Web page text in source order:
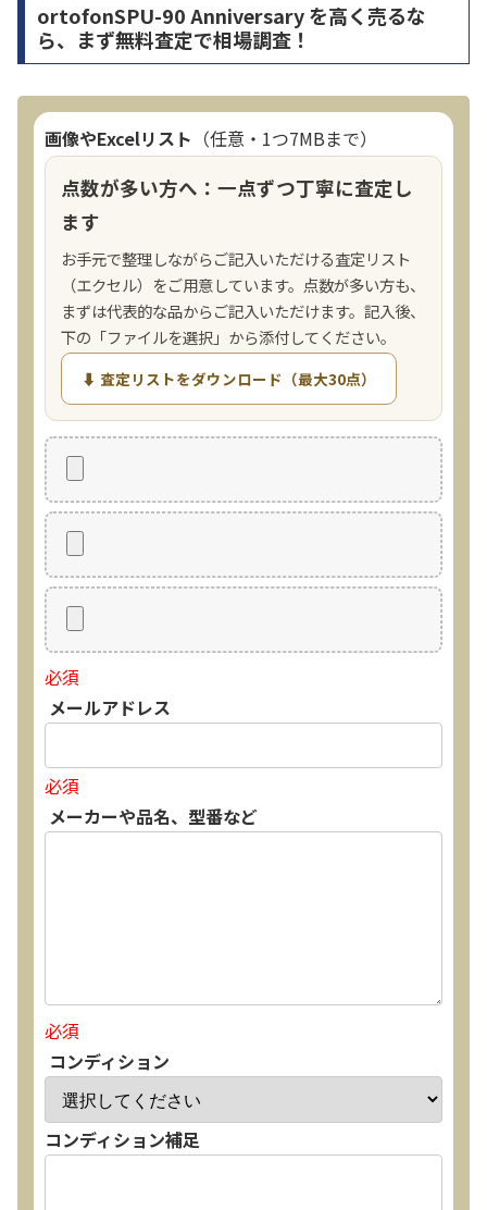
ortofonSPU-90 Anniversary を高く売るな
ら、まず無料査定で相場調査！
画像やExcelリスト （任意・1つ7MBまで）
点数が多い方へ：一点ずつ丁寧に査定し
ます
お手元で整理しながらご記入いただける査定リスト
（エクセル）をご用意しています。点数が多い方も、
まずは代表的な品からご記入いただけます。記入後、
下の「ファイルを選択」から添付してください。
⬇ 査定リストをダウンロード（最大30点）
必須
メールアドレス
必須
メーカーや品名、型番など
必須
コンディション
コンディション補足